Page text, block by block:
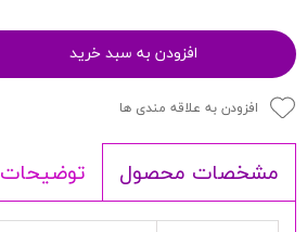
افزودن به سبد خرید
افزودن به علاقه مندی ها
مشخصات محصول توضیحات